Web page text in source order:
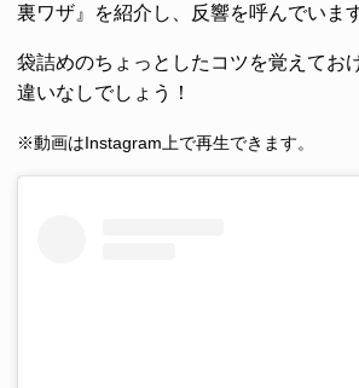
裏ワザ』を紹介し、反響を呼んでいます
袋詰めのちょっとしたコツを覚えてお
違いなしでしょう！
※動画はInstagram上で再生できます。